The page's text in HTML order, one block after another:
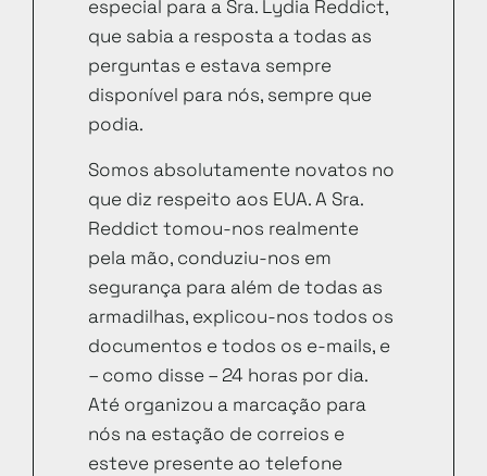
especial para a Sra. Lydia Reddict,
que sabia a resposta a todas as
perguntas e estava sempre
disponível para nós, sempre que
podia.
Somos absolutamente novatos no
que diz respeito aos EUA. A Sra.
Reddict tomou-nos realmente
pela mão, conduziu-nos em
segurança para além de todas as
armadilhas, explicou-nos todos os
documentos e todos os e-mails, e
– como disse – 24 horas por dia.
Até organizou a marcação para
nós na estação de correios e
esteve presente ao telefone